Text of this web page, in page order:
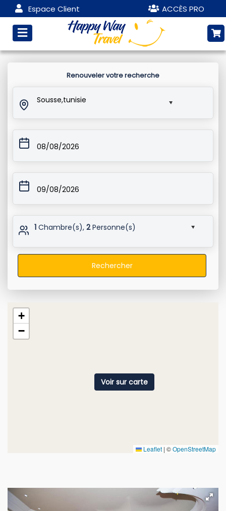
Espace Client ACCÈS PRO
Renouveler votre recherche
Sousse,tunisie
08/08/2026
09/08/2026
1 Chambre(s),2Personne(s)
Rechercher
+
−
Leaflet | ©OpenStreetMap
Voir sur carte